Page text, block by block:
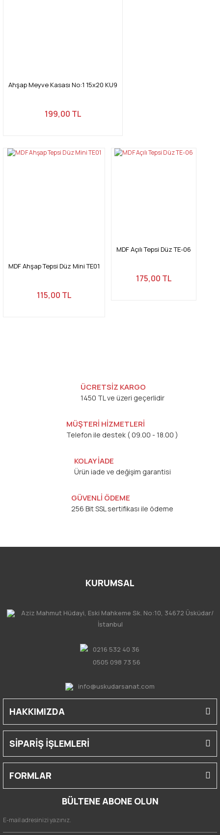
Ahşap Meyve Kasası No:1 15x20 KU9
199,00 TL
MDF Ahşap Tepsi Düz Mini TE01
115,00 TL
MDF Açılı Tepsi Düz TE-06
175,00 TL
ÜCRETSİZ KARGO
1450 TL ve üzeri geçerlidir
MÜŞTERİ HİZMETLERİ
Telefon ile destek ( 09.00 - 18.00 )
KOLAY İADE
Ürün iade ve değişim garantisi
GÜVENLİ ÖDEME
256 Bit SSL sertifikası ile ödeme
KURUMSAL
Aziz Mahmut Hüdayi, Eski Mahkeme Sk. No:10, 34672 Üsküdar/
İstanbul
0216 532 40 36
0505 098 73 56
info@uskudarsanat.com
HAKKIMIZDA
SİPARİŞ İŞLEMLERİ
FORMLAR
BÜLTENE ABONE OLUN